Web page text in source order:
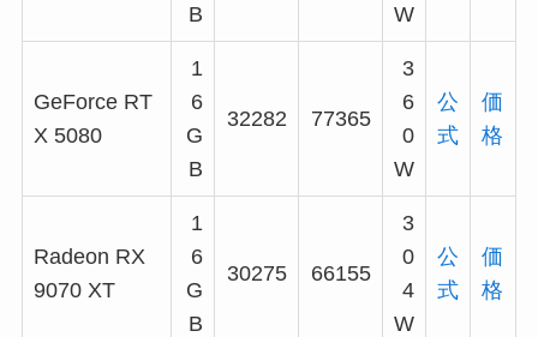
B
W
GeForce RT
X 5080
1
6
G
B
32282 77365
3
6
0
W
公
式
価
格
Radeon RX
9070 XT
1
6
G
B
30275 66155
3
0
4
W
公
式
価
格